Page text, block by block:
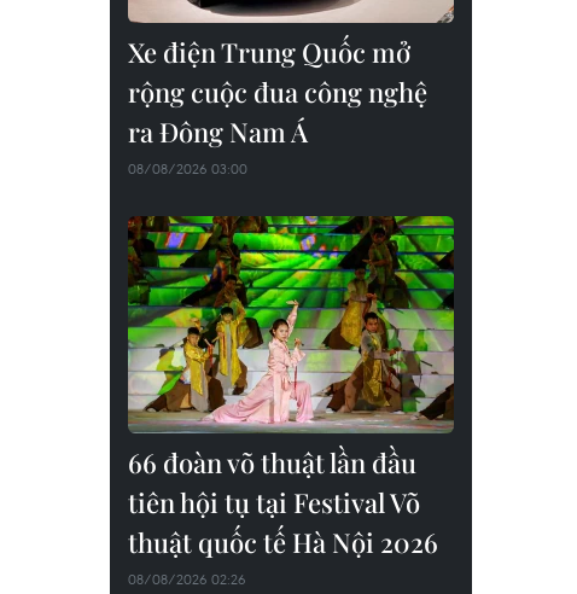
Xe điện Trung Quốc mở
rộng cuộc đua công nghệ
ra Đông Nam Á
08/08/2026 03:00
66 đoàn võ thuật lần đầu
tiên hội tụ tại Festival Võ
thuật quốc tế Hà Nội 2026
08/08/2026 02:26